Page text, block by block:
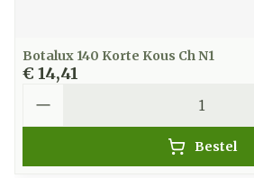
Botalux 140 Korte Kous Ch N1
€ 14,41
Bestel